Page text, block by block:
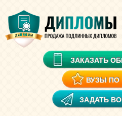
ЗАКАЗАТЬ
ВУЗЫ ПО
ЗАДАТЬ